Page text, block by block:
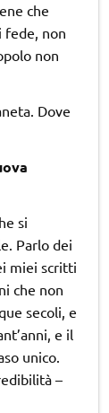
che
fede, non
non
Dove
si
Parlo dei
miei scritti
che non
secoli, e
e il
unico.
–